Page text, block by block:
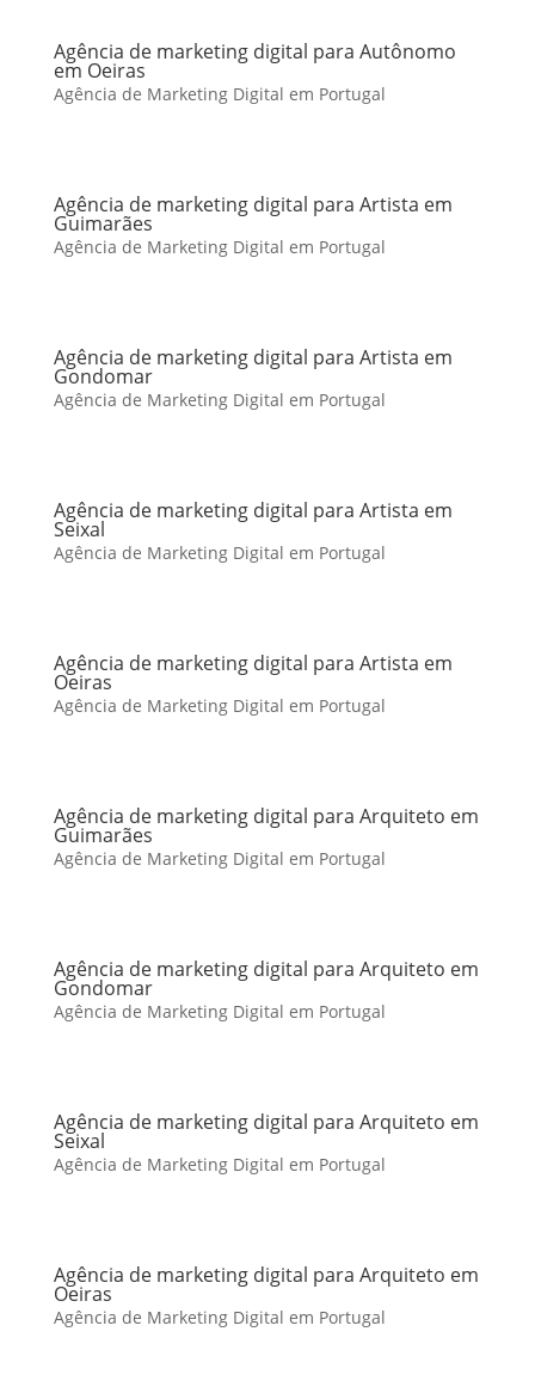
Agência de marketing digital para Autônomo
em Oeiras
Agência de Marketing Digital em Portugal
Agência de marketing digital para Artista em
Guimarães
Agência de Marketing Digital em Portugal
Agência de marketing digital para Artista em
Gondomar
Agência de Marketing Digital em Portugal
Agência de marketing digital para Artista em
Seixal
Agência de Marketing Digital em Portugal
Agência de marketing digital para Artista em
Oeiras
Agência de Marketing Digital em Portugal
Agência de marketing digital para Arquiteto em
Guimarães
Agência de Marketing Digital em Portugal
Agência de marketing digital para Arquiteto em
Gondomar
Agência de Marketing Digital em Portugal
Agência de marketing digital para Arquiteto em
Seixal
Agência de Marketing Digital em Portugal
Agência de marketing digital para Arquiteto em
Oeiras
Agência de Marketing Digital em Portugal